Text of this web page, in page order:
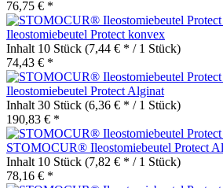
76,75 € *
Ileostomiebeutel Protect konvex
Inhalt 10 Stück (7,44 € * / 1 Stück)
74,43 € *
Ileostomiebeutel Protect Alginat
Inhalt 30 Stück (6,36 € * / 1 Stück)
190,83 € *
STOMOCUR® Ileostomiebeutel Protect
Inhalt 10 Stück (7,82 € * / 1 Stück)
78,16 € *